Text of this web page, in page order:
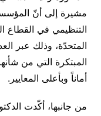
مشيرة إلى أنّ
التنظيمي في القطاع
المتحدّة، وذلك عبر
المبتكرة التي من
أماناً وبأعلى المعايير.
من جانبها، أكّدت